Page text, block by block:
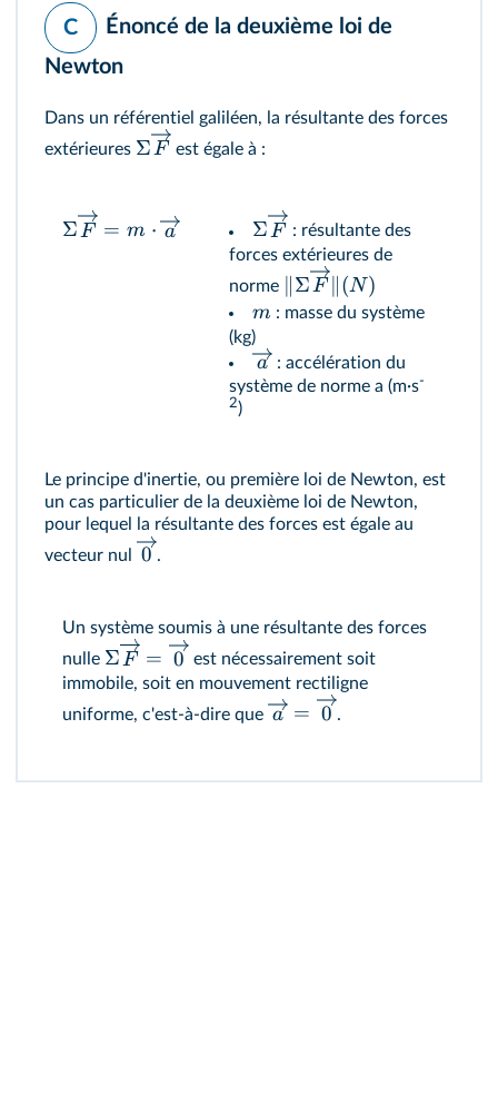
C
Énoncé de la deuxième loi de
Newton
Dans un référentiel galiléen, la résultante des forces
extérieures ΣF est égale à :
ΣF = m ⋅ a ΣF
: résultante des
forces extérieures de
norme
∥ΣF (N)
m : masse du système
(kg)
a : accélération du
système de norme a (m·s-
2)
Le principe d'inertie, ou première loi de Newton, est
un cas particulier de la deuxième loi de Newton,
pour lequel la résultante des forces est égale au
vecteur nul
0 .
Un système soumis à une résultante des forces
nulle ΣF = 0 est nécessairement soit
immobile, soit en mouvement rectiligne
uniforme, c'est‑à‑dire que a = 0 .